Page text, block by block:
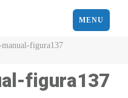
MENU
figura137
figura137